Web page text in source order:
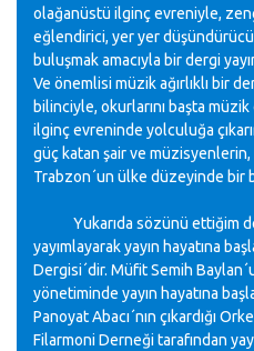
olağanüstü ilginç evreniyle,
eğlendirici, yer yer
buluşmak amacıyla bir dergi
Ve önemlisi müzik ağırlıklı bir
bilinciyle, okurlarını başta
ilginç evreninde yolculuğa
güç katan şair ve
Trabzon´un ülke düzeyinde bir
Yukarıda sözünü ettiğim
yayımlayarak yayın hayatına
Dergisi´dir. Müfit Semih
yönetiminde yayın hayatına
Panoyat Abacı´nın çıkardığı
Filarmoni Derneği tarafından